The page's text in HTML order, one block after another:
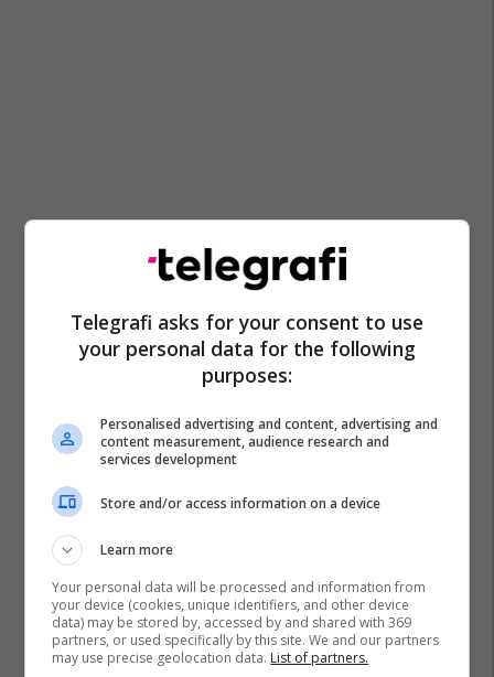
Telegrafi asks for your consent to use
your personal data for the following
purposes:
Personalised advertising and content, advertising and
content measurement, audience research and
services development
Store and/or access information on a device
Learn more
Your personal data will be processed and information from
your device (cookies, unique identifiers, and other device
data) may be stored by, accessed by and shared with 369
partners, or used specifically by this site. We and our partners
may use precise geolocation data. List of partners.